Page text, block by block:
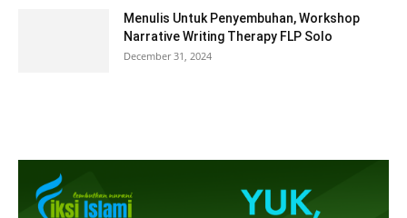
Menulis Untuk Penyembuhan, Workshop
Narrative Writing Therapy FLP Solo
December 31, 2024